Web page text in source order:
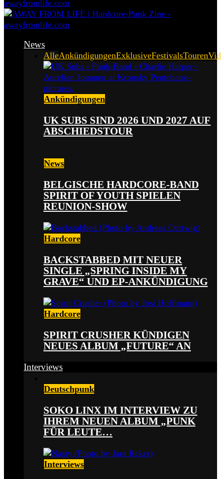
News
AlleAnkündigungenExklusiveFestivalsTouren
Ankündigungen
UK SUBS SIND 2026 UND 2027 AUF
ABSCHIEDSTOUR
News
BELGISCHE HARDCORE-BAND
SPIRIT OF YOUTH SPIELEN
REUNION-SHOW
Hardcore
BACKSTABBED MIT NEUER
SINGLE „SPRING INSIDE MY
GRAVE“ UND EP-ANKÜNDIGUNG
Hardcore
SPIRIT CRUSHER KÜNDIGEN
NEUES ALBUM „FUTURE“ AN
Interviews
Deutschpunk
SOKO LINX IM INTERVIEW ZU
IHREM NEUEN ALBUM „PUNK
FÜR LEUTE…
Interviews